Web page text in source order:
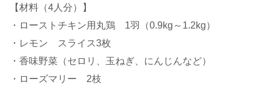
【材料（4人分）】
・ローストチキン用丸鶏 1羽（0.9kg～1.2kg）
・レモン スライス3枚
・香味野菜（セロリ、玉ねぎ、にんじんなど）
・ローズマリー 2枝